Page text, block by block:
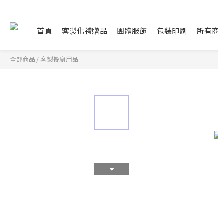
首頁 客製化禮贈品 團體服飾 包裝印刷 所有
全部商品 / 客製餐廚用品